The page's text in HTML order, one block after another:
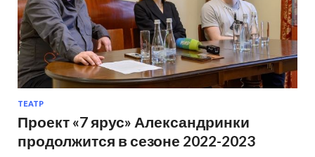
ТЕАТР
Проект «7 ярус» Александринки
продолжится в сезоне 2022-2023